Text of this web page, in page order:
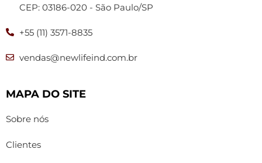
CEP: 03186-020 - São Paulo/SP
+55 (11) 3571-8835
vendas@newlifeind.com.br
MAPA DO SITE
Sobre nós
Clientes